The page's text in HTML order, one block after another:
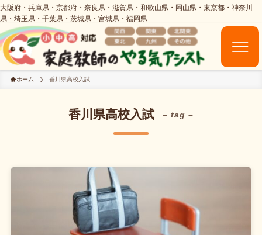
ホーム 香川県高校入試
香川県高校入試 – tag –